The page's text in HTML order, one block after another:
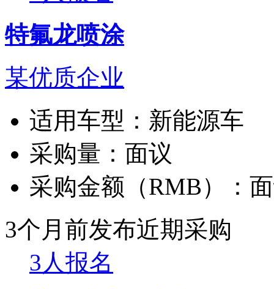
特氟龙喷涂
某优质企业
适用车型： 新能源车
采购量： 面议
采购金额（RMB）：
3个月前发布近期采购
3人报名